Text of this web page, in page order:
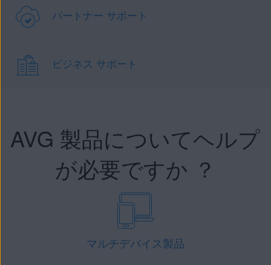
パートナー サポート
ビジネス サポート
AVG 製品についてヘルプ
が必要ですか ？
マルチデバイス製品